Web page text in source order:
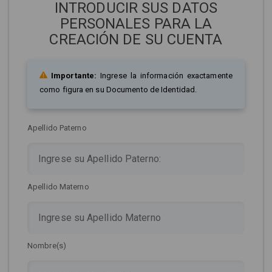
INTRODUCIR SUS DATOS
PERSONALES PARA LA
CREACIÓN DE SU CUENTA
Importante: Ingrese la información exactamente
como figura en su Documento de Identidad.
Apellido Paterno
Apellido Materno
Nombre(s)